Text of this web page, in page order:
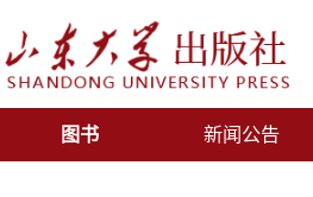
图书 新闻公告